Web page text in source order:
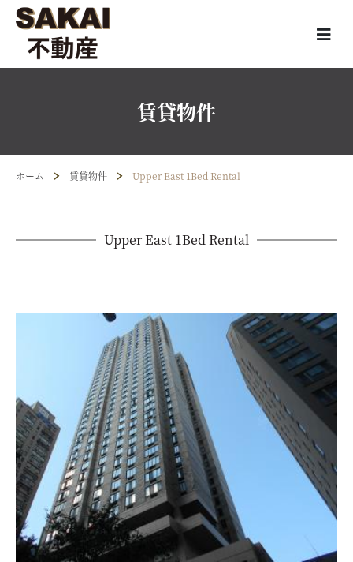
賃貸物件
ホーム 賃貸物件 Upper East 1Bed Rental
Upper East 1Bed Rental